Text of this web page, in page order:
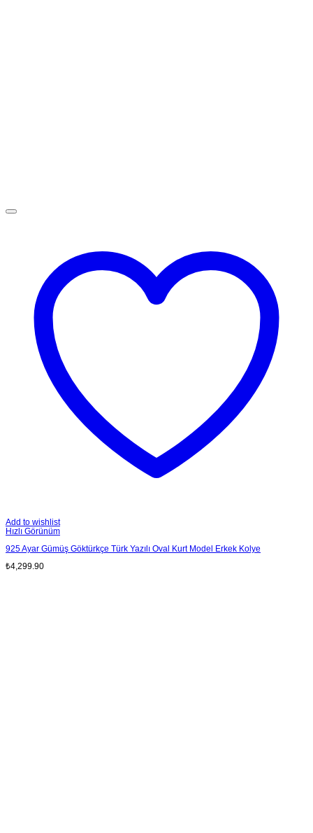
Add to wishlist
Hızlı Görünüm
925 Ayar Gümüş Göktürkçe Türk Yazılı Oval Kurt Model Erkek Kolye
₺4,299.90